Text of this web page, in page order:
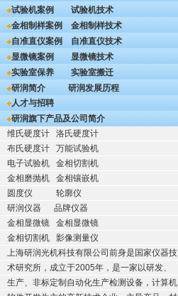
试验机案例
试验机技术
金相制样案例
金相制样技术
自准直仪案例
自准直仪技术
显微镜案例
显微镜技术
实验室保养
实验室搬迁
研润简介
研润发展历程
人才与招聘
研润旗下产品及公司简介
维氏硬度计
洛氏硬度计
布氏硬度计
万能试验机
电子试验机
金相切割机
金相磨抛机
金相镶嵌机
圆度仪
轮廓仪
研润仪器
品牌仪器
金相显微镜
金相显微镜
金相切割机
影像测量仪
上海研润光机科技有限公司前身是国家仪器技
术研究所，成立于2005年，是一家以研发、
生产、非标定制自动化生产检测设备，计算机